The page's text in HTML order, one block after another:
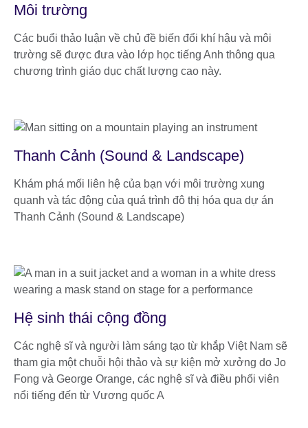
Môi trường
Các buổi thảo luận về chủ đề biến đổi khí hậu và môi
trường sẽ được đưa vào lớp học tiếng Anh thông qua
chương trình giáo dục chất lượng cao này.
Thanh Cảnh (Sound & Landscape)
Khám phá mối liên hệ của bạn với môi trường xung
quanh và tác động của quá trình đô thị hóa qua dự án
Thanh Cảnh (Sound & Landscape)
Hệ sinh thái cộng đồng
Các nghệ sĩ và người làm sáng tạo từ khắp Việt Nam sẽ
tham gia một chuỗi hội thảo và sự kiện mở xưởng do Jo
Fong và George Orange, các nghệ sĩ và điều phối viên
nổi tiếng đến từ Vương quốc A